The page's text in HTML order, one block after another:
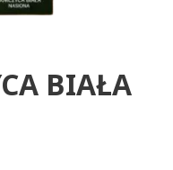
BIAŁA